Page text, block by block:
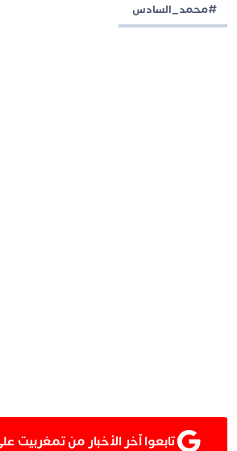
#محمد_السادس
تابعوا آخر الأخبار من تمغربيت على Google News